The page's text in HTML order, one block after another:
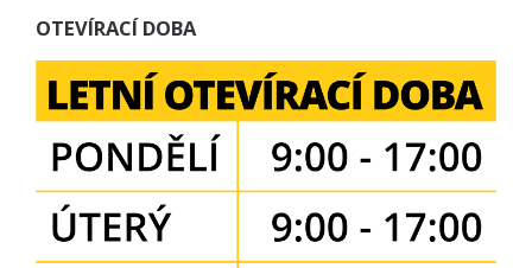
OTEVÍRACÍ DOBA